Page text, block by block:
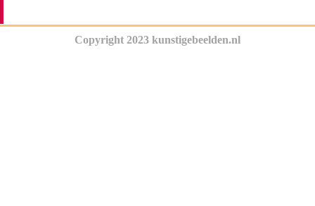
Copyright 2023 kunstigebeelden.nl